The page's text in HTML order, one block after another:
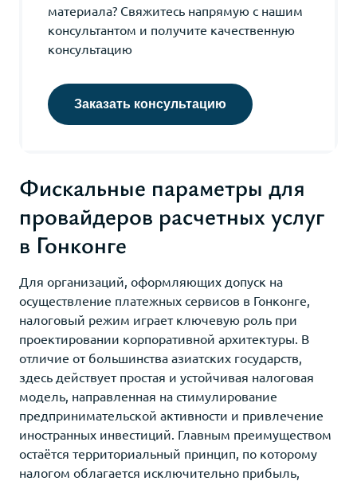
материала? Свяжитесь напрямую с нашим
консультантом и получите качественную
консультацию
Заказать консультацию
Фискальные параметры для
провайдеров расчетных услуг
в Гонконге
Для организаций, оформляющих допуск на
осуществление платежных сервисов в Гонконге,
налоговый режим играет ключевую роль при
проектировании корпоративной архитектуры. В
отличие от большинства азиатских государств,
здесь действует простая и устойчивая налоговая
модель, направленная на стимулирование
предпринимательской активности и привлечение
иностранных инвестиций. Главным преимуществом
остаётся территориальный принцип, по которому
налогом облагается исключительно прибыль,